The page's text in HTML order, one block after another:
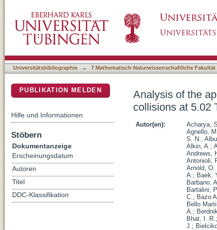
Universitätsbibliographie → 7 Mathematisch-Naturwissenschaftliche Fakultät
Analysis of the
collisions at 5.02
Autor(en):
Acharya,
Agnello,
S. N.;
Alkin, A.;
Andrews,
Antonioli,
Arnold, O.
A.; Baek,
Barbano,
Bartalini,
C.; Bazo
Bello
A.;
Bhat, I. R.
J.;
PUBLIKATION MELDEN
Hilfe und Informationen
Stöbern
Dokumentanzeige
Erscheinungsdatum
Autoren
Titel
DDC-Klassifikation